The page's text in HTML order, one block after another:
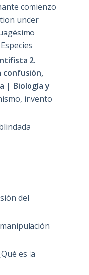
comienzo
under
2.
confusión,
| Biología y
invento
del
es la